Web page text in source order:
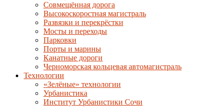
Совмещённая дорога
Высокоскоростная магистраль
Развязки и перекрёстки
Мосты и переходы
Парковки
Порты и марины
Канатные дороги
Черноморская кольцевая автомагистраль
Технологии
«Зелёные» технологии
Урбанистика
Институт Урбанистики Сочи